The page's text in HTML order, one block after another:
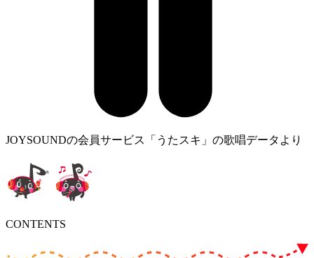
JOYSOUNDの会員サービス「うたスキ」の歌唱データより
CONTENTS